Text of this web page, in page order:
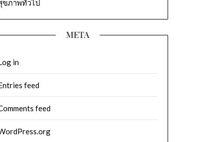
ขภาพทั่วไป
META
in
feed
feed